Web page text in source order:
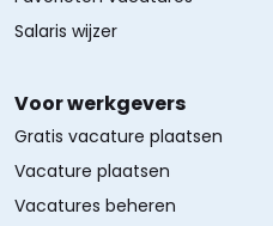
Salaris wijzer
Voor werkgevers
Gratis vacature plaatsen
Vacature plaatsen
Vacatures beheren